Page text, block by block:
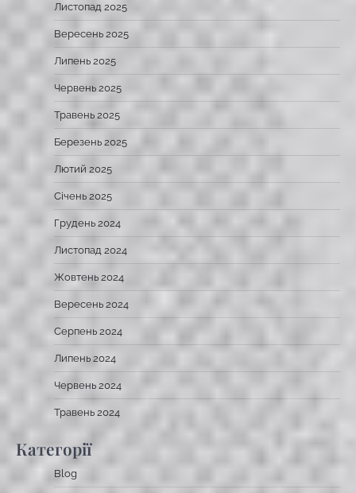
Листопад 2025
Вересень 2025
Липень 2025
Червень 2025
Травень 2025
Березень 2025
Лютий 2025
Січень 2025
Грудень 2024
Листопад 2024
Жовтень 2024
Вересень 2024
Серпень 2024
Липень 2024
Червень 2024
Травень 2024
Категорії
Blog